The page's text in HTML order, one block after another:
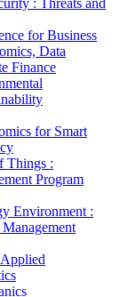
: Threats and
for Business
Data
Finance
for Smart
Things :
Program
Environment :